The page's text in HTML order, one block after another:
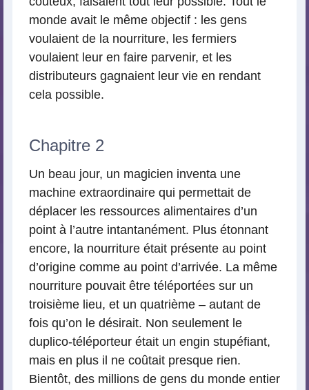
monde avait le même objectif : les gens
voulaient de la nourriture, les fermiers
voulaient leur en faire parvenir, et les
distributeurs gagnaient leur vie en rendant
cela possible.
Chapitre 2
Un beau jour, un magicien inventa une
machine extraordinaire qui permettait de
déplacer les ressources alimentaires d’un
point à l’autre intantanément. Plus étonnant
encore, la nourriture était présente au point
d’origine comme au point d’arrivée. La même
nourriture pouvait être téléportées sur un
troisième lieu, et un quatrième – autant de
fois qu’on le désirait. Non seulement le
duplico-téléporteur était un engin stupéfiant,
mais en plus il ne coûtait presque rien.
Bientôt, des millions de gens du monde entier